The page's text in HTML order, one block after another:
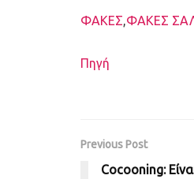
Ετικέτες
ΦΑΚΕΣ,ΦΑΚΕΣ
Πηγή
Previous Post
Cocooning: